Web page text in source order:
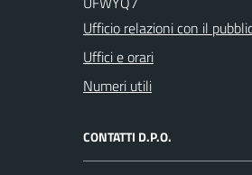
Ufficio relazioni con il
Uffici e orari
Numeri utili
CONTATTI D.P.O.